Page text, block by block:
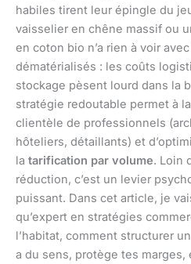
habiles tirent leur épingle du
vaisselier en chêne massif ou
en coton bio n’a rien à voir
dématérialisés : les coûts
stockage pèsent lourd dans la
stratégie redoutable permet à
clientèle de professionnels
hôteliers, détaillants) et
la tarification par volume. Loin
réduction, c’est un levier
puissant. Dans cet article, je
qu’expert en stratégies
l’habitat, comment structurer
a du sens, protège tes